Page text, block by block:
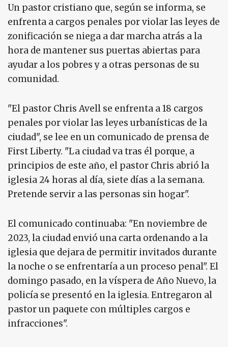
Un pastor cristiano que, según se informa, se
enfrenta a cargos penales por violar las leyes de
zonificación se niega a dar marcha atrás a la
hora de mantener sus puertas abiertas para
ayudar a los pobres y a otras personas de su
comunidad.
"El pastor Chris Avell se enfrenta a 18 cargos
penales por violar las leyes urbanísticas de la
ciudad", se lee en un comunicado de prensa de
First Liberty. "La ciudad va tras él porque, a
principios de este año, el pastor Chris abrió la
iglesia 24 horas al día, siete días a la semana.
Pretende servir a las personas sin hogar".
El comunicado continuaba: "En noviembre de
2023, la ciudad envió una carta ordenando a la
iglesia que dejara de permitir invitados durante
la noche o se enfrentaría a un proceso penal". El
domingo pasado, en la víspera de Año Nuevo, la
policía se presentó en la iglesia. Entregaron al
pastor un paquete con múltiples cargos e
infracciones".